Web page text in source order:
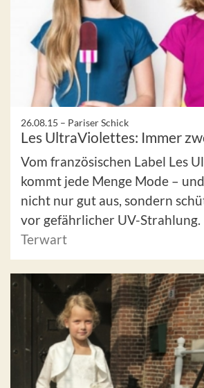
26.08.15 – Pariser Schick
Les UltraViolettes: Immer
Vom französischen Label Les
kommt jede Menge Mode –
nicht nur gut aus, sondern
vor gefährlicher UV-Strahlung.
Terwart